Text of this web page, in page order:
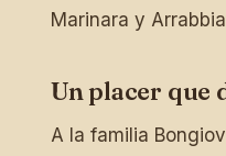
Marinara y
Un placer que
A la familia